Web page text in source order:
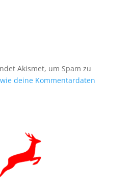
Akismet, um Spam zu
deine Kommentardaten